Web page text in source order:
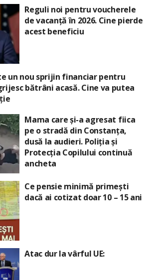
Reguli noi pentru voucherele
de vacanță în 2026. Cine pierde
acest beneficiu
un nou sprijin financiar pentru
bătrâni acasă. Cine va putea
Mama care și-a agresat fiica
pe o stradă din Constanța,
dusă la audieri. Poliția și
Protecția Copilului continuă
ancheta
Ce pensie minimă primești
dacă ai cotizat doar 10 – 15 ani
Atac dur la vârful UE: